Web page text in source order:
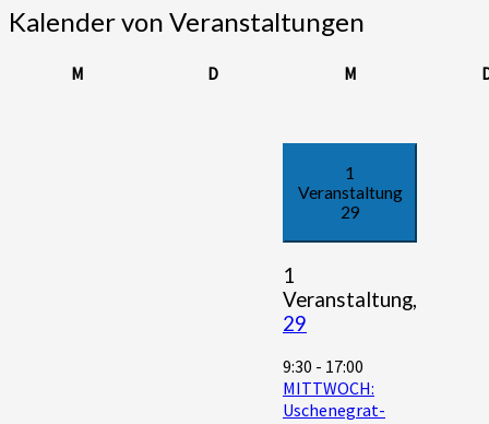
Kalender von Veranstaltungen
M DDienstag MMittwoch
1
Veranstaltung
29
1
Veranstaltung,
29
9:30 - 17:00
MITTWOCH:
Uschenegrat-